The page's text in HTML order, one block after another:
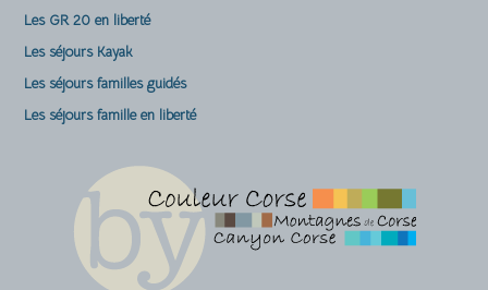
Les GR 20 en liberté
Les séjours Kayak
Les séjours familles guidés
Les séjours famille en liberté